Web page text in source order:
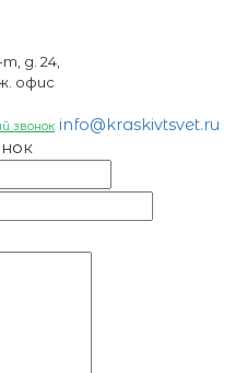
д. 24,
офис
звонок info@kraskivtsvet.ru